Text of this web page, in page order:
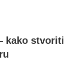
kako stvoriti